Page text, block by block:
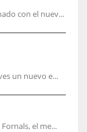
con el nuev...
un nuevo e...
el me...